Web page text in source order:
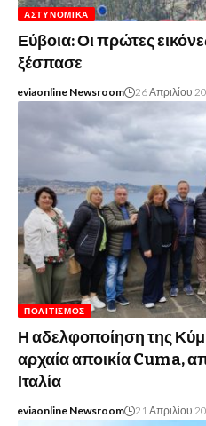
ΑΣΤΥΝΟΜΙΚΆ
Εύβοια: Οι πρώτες
ξέσπασε
eviaonline Newsroom 26 Απριλίου
ΠΟΛΙΤΙΣΜΌΣ
Η αδελφοποίηση της
αρχαία αποικία Cuma,
Ιταλία
eviaonline Newsroom 21 Απριλίου